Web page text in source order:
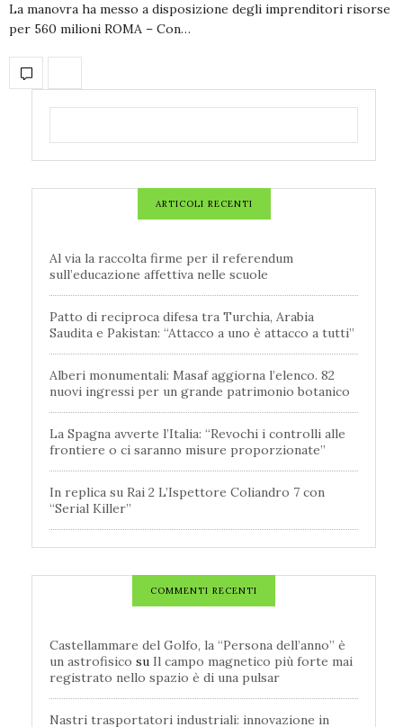
La manovra ha messo a disposizione degli imprenditori risorse
per 560 milioni ROMA – Con…
ARTICOLI RECENTI
Al via la raccolta firme per il referendum
sull’educazione affettiva nelle scuole
Patto di reciproca difesa tra Turchia, Arabia
Saudita e Pakistan: “Attacco a uno è attacco a tutti”
Alberi monumentali: Masaf aggiorna l’elenco. 82
nuovi ingressi per un grande patrimonio botanico
La Spagna avverte l’Italia: “Revochi i controlli alle
frontiere o ci saranno misure proporzionate”
In replica su Rai 2 L’Ispettore Coliandro 7 con
“Serial Killer”
COMMENTI RECENTI
Castellammare del Golfo, la “Persona dell’anno” è
un astrofisico su Il campo magnetico più forte mai
registrato nello spazio è di una pulsar
Nastri trasportatori industriali: innovazione in